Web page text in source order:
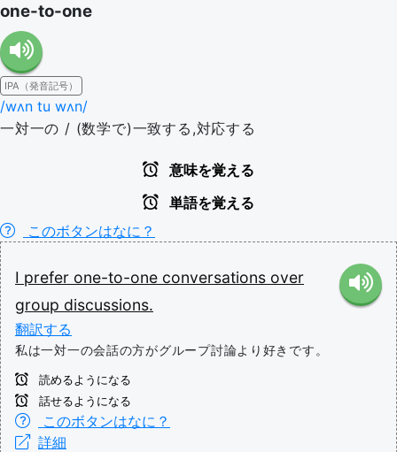
one-to-one
IPA（発音記号）
/wʌn tu wʌn/
一対一の / (数学で)一致する,対応する
意味を覚える
単語を覚える
このボタンはなに？
I prefer one-to-one conversations over
group discussions.
翻訳する
私は一対一の会話の方がグループ討論より好きです。
読めるようになる
話せるようになる
このボタンはなに？
詳細